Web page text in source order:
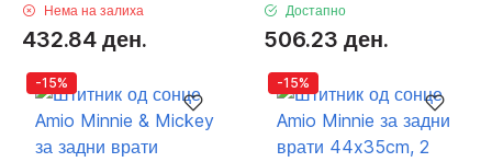
Нема на залиха
432.84 ден.
Достапно
506.23 ден.
-15% -15%